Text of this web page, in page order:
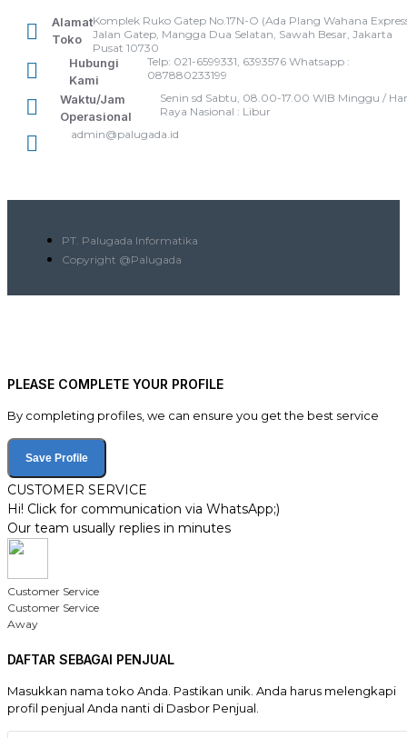
Alamat
Toko
Komplek Ruko Gatep No.17N-O (Ada Plang Wahana
Jalan Gatep, Mangga Dua Selatan, Sawah Besar, Jakarta
Pusat 10730
Hubungi
Kami
Telp: 021-6599331, 6393576 Whatsapp :
087880233199
Waktu/Jam
Operasional
Senin sd Sabtu, 08.00-17.00 WIB Minggu /
Raya Nasional : Libur
admin@palugada.id
PT. Palugada Informatika
Copyright @Palugada
PLEASE COMPLETE YOUR PROFILE
By completing profiles, we can ensure you get the best service
Save Profile
CUSTOMER SERVICE
Hi! Click for communication via WhatsApp;)
Our team usually replies in minutes
Customer Service
Customer Service
Away
DAFTAR SEBAGAI PENJUAL
Masukkan nama toko Anda. Pastikan unik. Anda harus melengkapi
profil penjual Anda nanti di Dasbor Penjual.